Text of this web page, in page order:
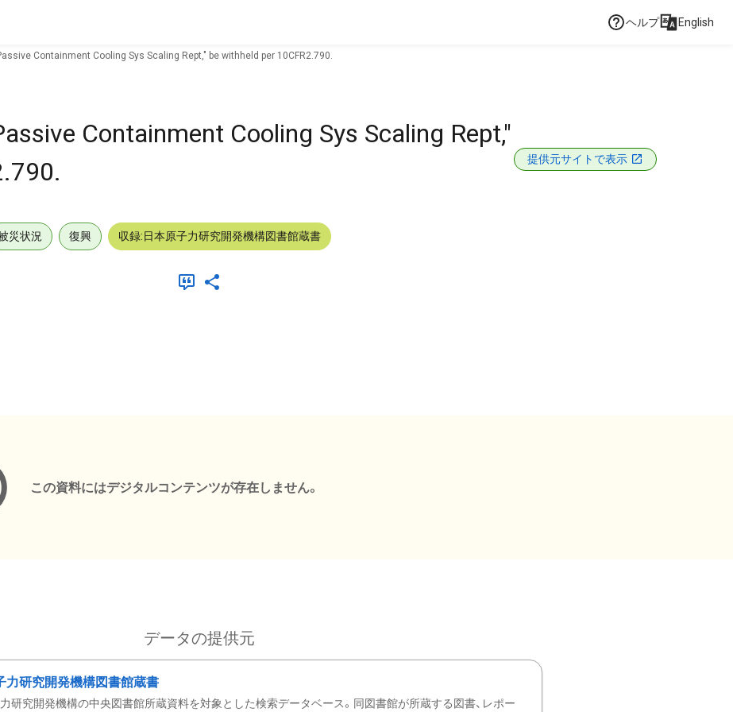
ヘルプ English
Containment Cooling Sys Scaling Rept," be withheld per 10CFR2.790.
Containment Cooling Sys Scaling Rept,"
提供元サイトで表示
災状況 復興 収録:日本原子力研究開発機構図書館蔵書
この資料にはデジタルコンテンツが存在しません。
データの提供元
力研究開発機構図書館蔵書
研究開発機構の中央図書館所蔵資料を対象とした検索データベース。同図書館が所蔵する図書、レポー